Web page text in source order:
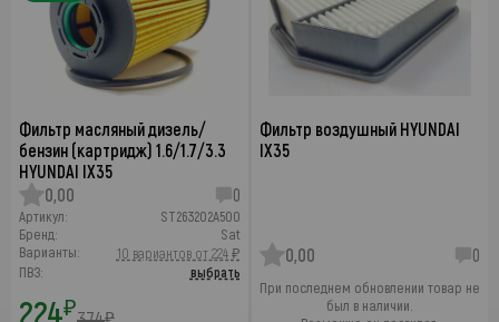
Фильтр масляный дизель/
бензин (картридж) 1.6/1.7/3.3
HYUNDAI IX35
0,00
0
Артикул:
ST263202A500
Бренд:
Sat
Варианты:
10 вариантов от 224 ₽
ПВЗ:
выбрать
224₽ ₽
Фильтр воздушный HYUNDAI
IX35
0,00 0
При последнем обновлении товар не
был в наличии.